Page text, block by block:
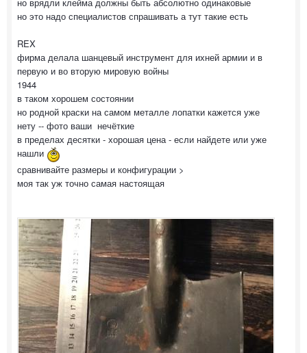
но это надо специалистов спрашивать а тут такие есть
REX
фирма делала шанцевый инструмент для ихней армии и в
первую и во вторую мировую войны
1944
в таком хорошем состоянии
но родной краски на самом металле лопатки кажется уже
нету -- фото ваши нечёткие
в пределах десятки - хорошая цена - если найдете или уже
нашли
сравнивайте размеры и конфигурации >
моя так уж точно самая настоящая